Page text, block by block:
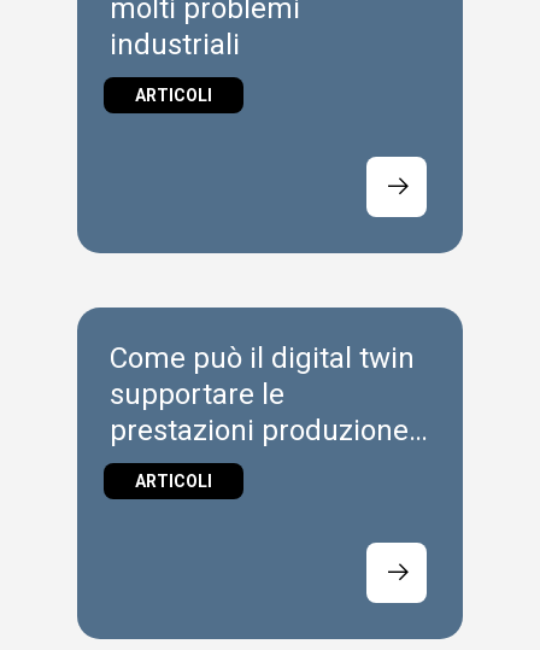
molti problemi
industriali
ARTICOLI
Come può il digital twin
supportare le
prestazioni produzione
attuali?
ARTICOLI